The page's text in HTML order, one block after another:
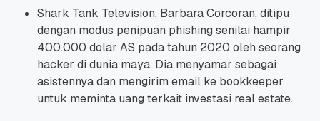
Shark Tank Television, Barbara Corcoran, ditipu
dengan modus penipuan phishing senilai hampir
400.000 dolar AS pada tahun 2020 oleh seorang
hacker di dunia maya. Dia menyamar sebagai
asistennya dan mengirim email ke bookkeeper
untuk meminta uang terkait investasi real estate.